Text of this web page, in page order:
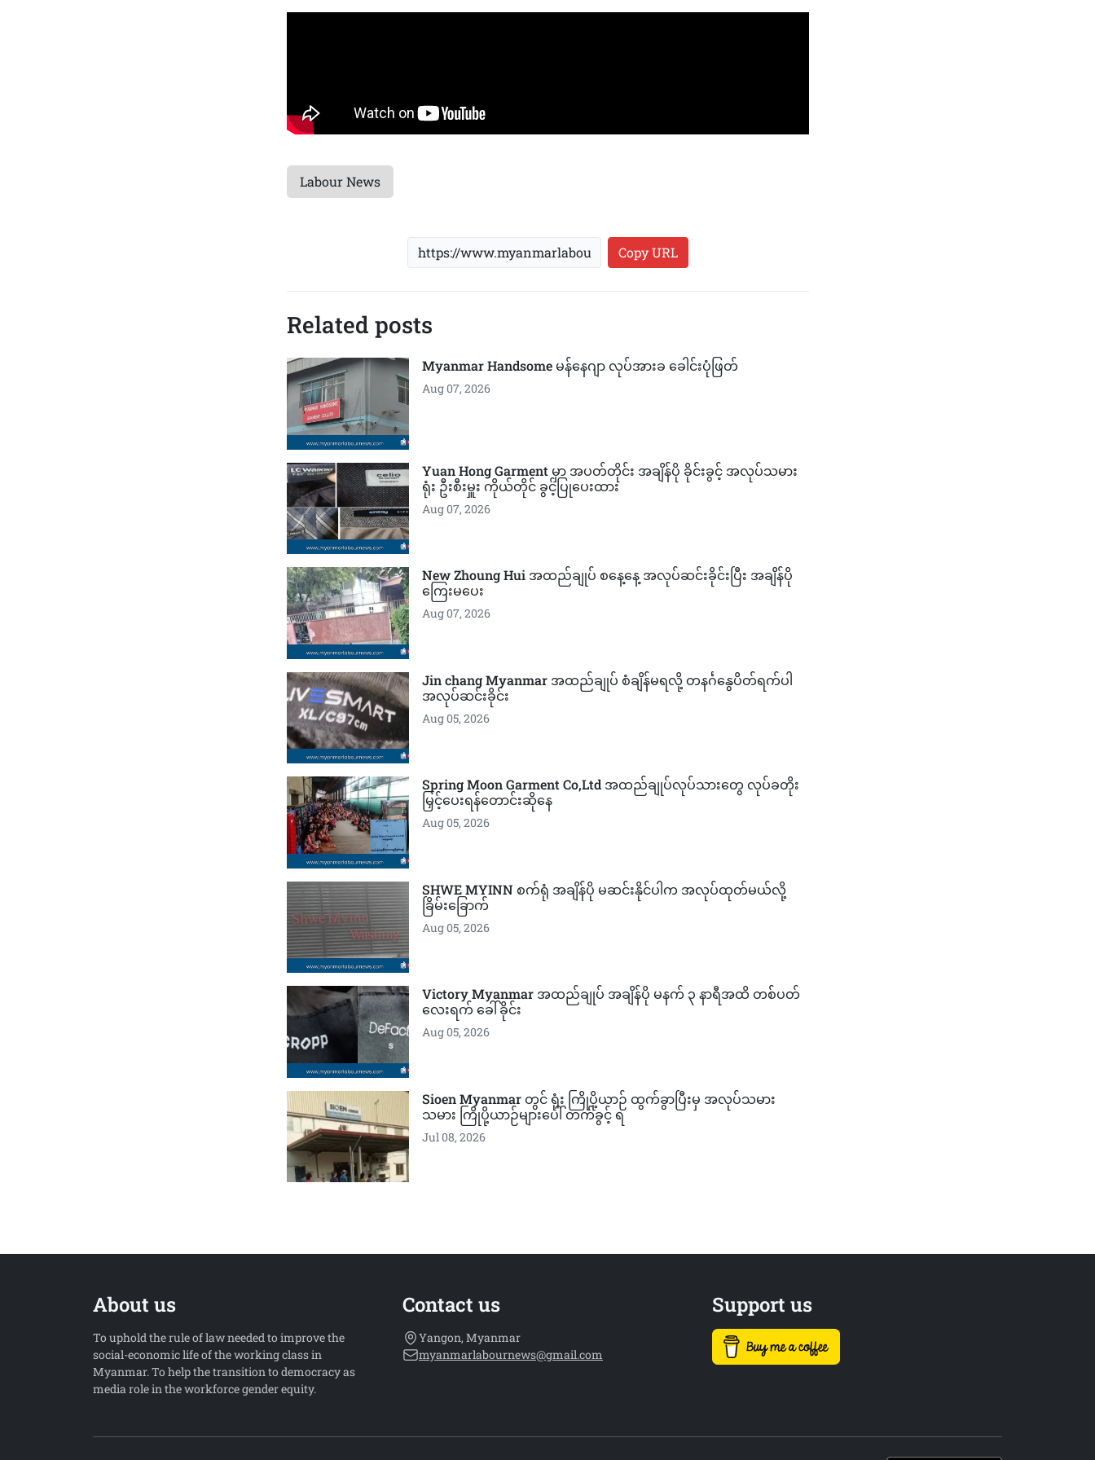
Labour News
Copy URL
Related posts
Myanmar Handsome မန်နေဂျာ လုပ်အားခ ခေါင်းပုံဖြတ်
Aug 07, 2026
Yuan Hong Garment မှာ အပတ်တိုင်း အချိန်ပို ခိုင်းခွင့် အလုပ်သမား
ရုံး ဦးစီးမှူး ကိုယ်တိုင် ခွင့်ပြုပေးထား
Aug 07, 2026
New Zhoung Hui အထည်ချုပ် စနေ့နေ့ အလုပ်ဆင်းခိုင်းပြီး အချိန်ပို
ကြေးမပေး
Aug 07, 2026
Jin chang Myanmar အထည်ချုပ် စံချိန်မရလို့ တနင်္ဂနွေပိတ်ရက်ပါ
အလုပ်ဆင်းခိုင်း
Aug 05, 2026
Spring Moon Garment Co,Ltd အထည်ချုပ်လုပ်သားတွေ လုပ်ခတိုး
မြှင့်ပေးရန်တောင်းဆိုနေ
Aug 05, 2026
SHWE MYINN စက်ရုံ အချိန်ပို မဆင်းနိုင်ပါက အလုပ်ထုတ်မယ်လို့
ခြိမ်းခြောက်
Aug 05, 2026
Victory Myanmar အထည်ချုပ် အချိန်ပို မနက် ၃ နာရီအထိ တစ်ပတ်
လေးရက် ခေါ်ခိုင်း
Aug 05, 2026
Sioen Myanmar တွင် ရုံး ကြိုပို့ယာဉ် ထွက်ခွာပြီးမှ အလုပ်သမား
သမား ကြိုပို့ယာဉ်များပေါ် တက်ခွင့် ရ
Jul 08, 2026
About us
To uphold the rule of law needed to improve the
social-economic life of the working class in
Myanmar. To help the transition to democracy as
media role in the workforce gender equity.
Contact us
Yangon, Myanmar
myanmarlabournews@gmail.com
Support us